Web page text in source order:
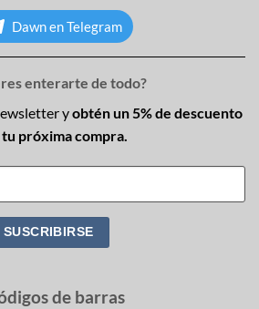
Dawn en Telegram
enterarte de todo?
yobtén un 5% de descuento
próxima compra.
de barras